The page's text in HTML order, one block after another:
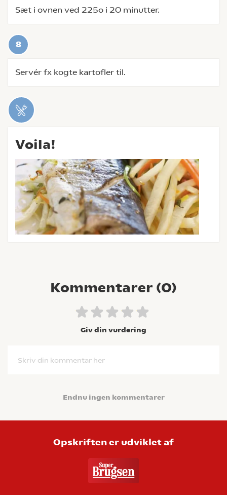
Sæt i ovnen ved 225o i 20 minutter.
Servér fx kogte kartofler til.
Voila!
Kommentarer (0)
Giv din vurdering
Skriv din kommentar her
Endnu ingen kommentarer
Opskriften er udviklet af